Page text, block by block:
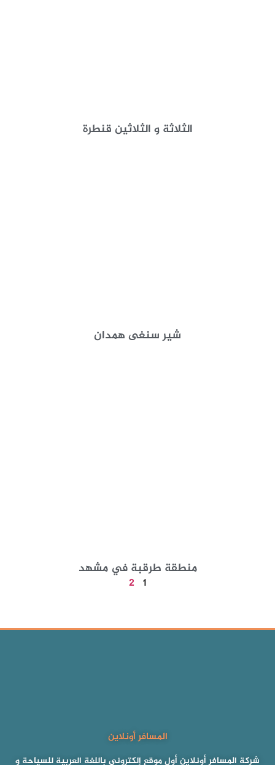
الثلاثة و الثلاثين قنطرة
شیر سنغی همدان
منطقة طرقبة في مشهد
1
2
المسافر أونلاين
شركة المسافر أونلاين أول موقع إلكتروني باللغة العربية للسياحة و